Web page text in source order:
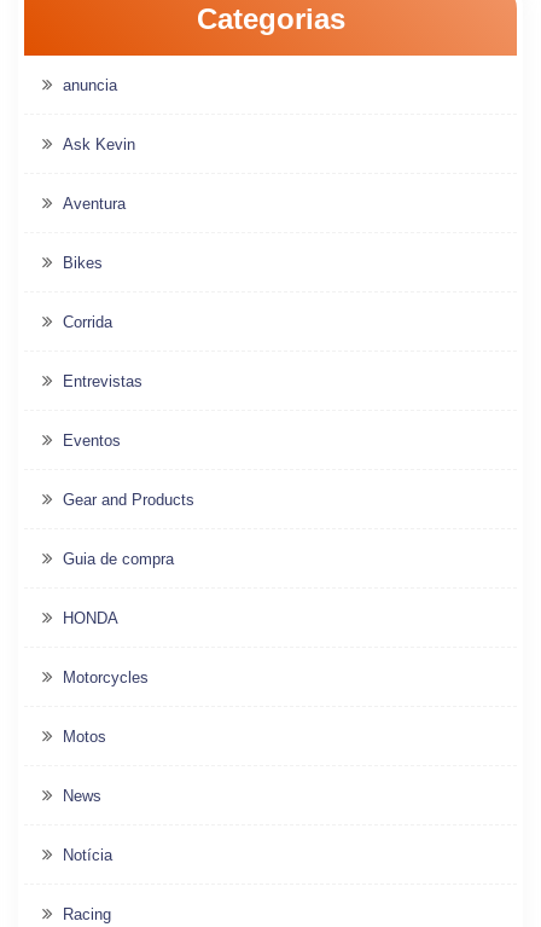
Categorias
anuncia
Ask Kevin
Aventura
Bikes
Corrida
Entrevistas
Eventos
Gear and Products
Guia de compra
HONDA
Motorcycles
Motos
News
Notícia
Racing